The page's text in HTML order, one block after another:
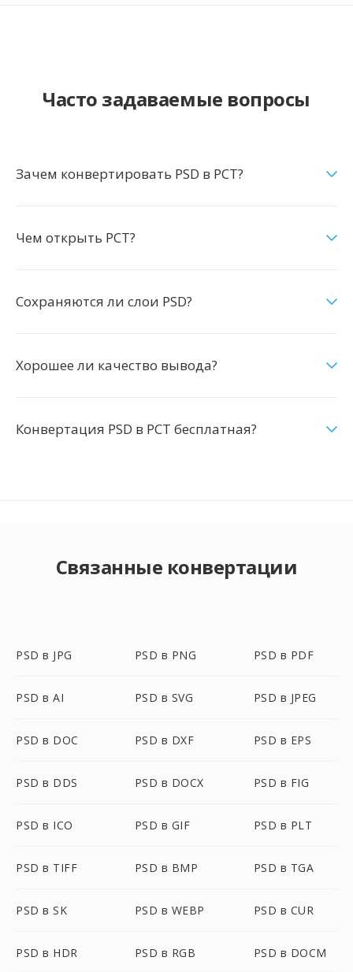
Часто задаваемые вопросы
Зачем конвертировать PSD в PCT?
Чем открыть PCT?
Сохраняются ли слои PSD?
Хорошее ли качество вывода?
Конвертация PSD в PCT бесплатная?
Связанные конвертации
PSD в JPG PSD в PNG PSD в PDF
PSD в AI PSD в SVG PSD в JPEG
PSD в DOC PSD в DXF PSD в EPS
PSD в DDS PSD в DOCX PSD в FIG
PSD в ICO PSD в GIF PSD в PLT
PSD в TIFF PSD в BMP PSD в TGA
PSD в SK PSD в WEBP PSD в CUR
PSD в HDR PSD в RGB PSD в DOCM